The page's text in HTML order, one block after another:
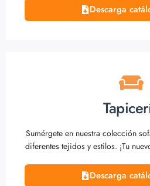
Descarga
Sumérgete en nuestra colección
diferentes tejidos y estilos. ¡Tu
Descarga